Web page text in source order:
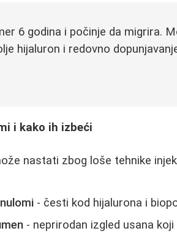
6 godina i počinje da migrira.
hijaluron i redovno
i kako ih izbeći
nastati zbog loše tehnike
- česti kod hijalurona i
- neprirodan izgled usana